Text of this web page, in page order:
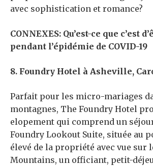
avec sophistication et romance?
CONNEXES: Qu’est-ce que c’est
pendant l’épidémie de COVID-19
8. Foundry Hotel à Asheville,
Parfait pour les micro-mariages
montagnes, The Foundry Hotel
elopement qui comprend un
Foundry Lookout Suite, située au
élevé de la propriété avec vue sur
Mountains, un officiant, petit-